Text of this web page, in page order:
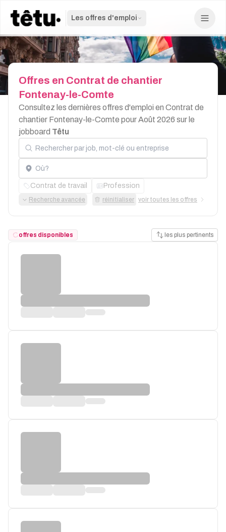
Les offres d'emploi
Offres en Contrat de chantier
Fontenay-le-Comte
Consultez les dernières offres d'emploi en Contrat de
chantier Fontenay-le-Comte pour Août 2026 sur le
jobboard Têtu
Rechercher par job, mot-clé ou entreprise
Localisation
Contrat de travail Profession
Recherche avancée réinitialiser voir toutes les offres
offres disponibles les plus pertinents